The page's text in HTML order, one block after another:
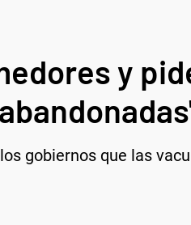
y
gobiernos que las